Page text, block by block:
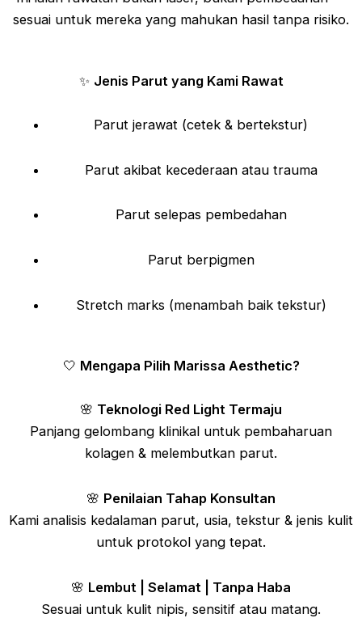
sesuai untuk mereka yang mahukan hasil tanpa risiko.
✨ Jenis Parut yang Kami Rawat
Parut jerawat (cetek & bertekstur)
Parut akibat kecederaan atau trauma
Parut selepas pembedahan
Parut berpigmen
Stretch marks (menambah baik tekstur)
🤍 Mengapa Pilih Marissa Aesthetic?
🌸 Teknologi Red Light Termaju
Panjang gelombang klinikal untuk pembaharuan
kolagen & melembutkan parut.
🌸 Penilaian Tahap Konsultan
Kami analisis kedalaman parut, usia, tekstur & jenis kulit
untuk protokol yang tepat.
🌸 Lembut | Selamat | Tanpa Haba
Sesuai untuk kulit nipis, sensitif atau matang.